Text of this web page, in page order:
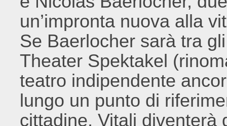
un’impronta nuova alla
Se Baerlocher sarà tra
Theater Spektakel
teatro indipendente
lungo un punto di
cittadine, Vitali diventerà